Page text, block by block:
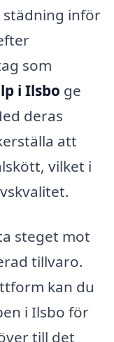
inför
som
i Ilsbo ge
deras
att
vilket i
steget mot
tillvaro.
kan du
i Ilsbo för
till det